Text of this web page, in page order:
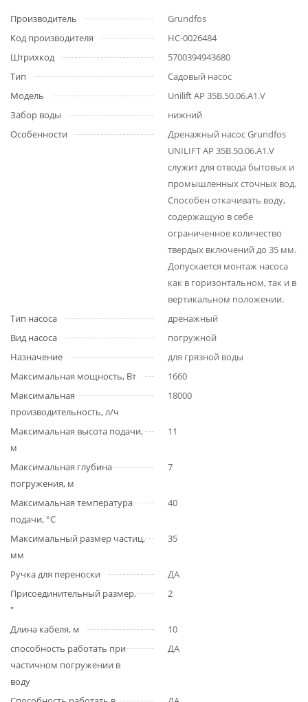
Производитель
Grundfos
Код производителя
НС-0026484
Штрихкод
5700394943680
Тип
Садовый насос
Модель
Unilift AP 35B.50.06.A1.V
Забор воды
нижний
Особенности
Дренажный насос Grundfos
UNILIFT AP 35B.50.06.A1.V
служит для отвода бытовых и
промышленных сточных вод.
Способен откачивать воду,
содержащую в себе
ограниченное количество
твердых включений до 35 мм.
Допускается монтаж насоса
как в горизонтальном, так и в
вертикальном положении.
Тип насоса
дренажный
Вид насоса
погружной
Назначение
для грязной воды
Максимальная мощность, Вт
1660
Максимальная
производительность, л/ч
18000
Максимальная высота подачи,
м
11
Максимальная глубина
погружения, м
7
Максимальная температура
подачи, °С
40
Максимальный размер частиц,
мм
35
Ручка для переноски
ДА
Присоединительный размер,
"
2
Длина кабеля, м
10
способность работать при
частичном погружении в
воду
ДА